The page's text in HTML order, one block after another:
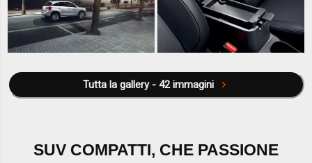
Tutta la gallery - 42 immagini
SUV COMPATTI, CHE PASSIONE